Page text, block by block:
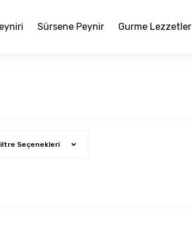
Sürsene Peynir Gurme Lezzetler
Seçenekleri